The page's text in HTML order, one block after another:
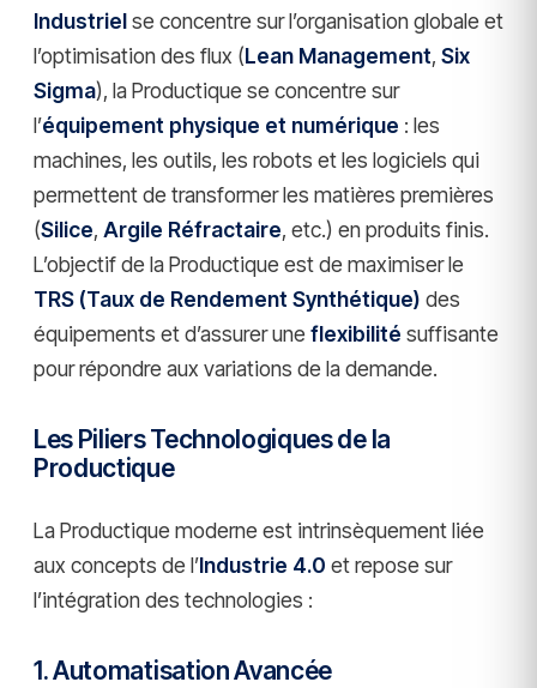
Industrielse concentre sur l’organisation globale et
l’optimisation des flux (Lean Management, Six
Sigma), la Productique se concentre sur
l’équipement physique et numérique : les
machines, les outils, les robots et les logiciels qui
permettent de transformer les matières premières
(Silice, Argile Réfractaire, etc.) en produits finis.
L’objectif de la Productique est de maximiser le
TRS (Taux de Rendement Synthétique) des
équipements et d’assurer uneflexibilité suffisante
pour répondre aux variations de la demande.
Les Piliers Technologiques de la
Productique
La Productique moderne est intrinsèquement liée
aux concepts de l’Industrie 4.0 et repose sur
l’intégration des technologies :
1. Automatisation Avancée